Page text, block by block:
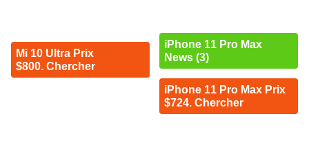
Mi 10 Ultra Prix
$800. Chercher
iPhone 11 Pro Max
News (3)
iPhone 11 Pro Max Prix
$724. Chercher